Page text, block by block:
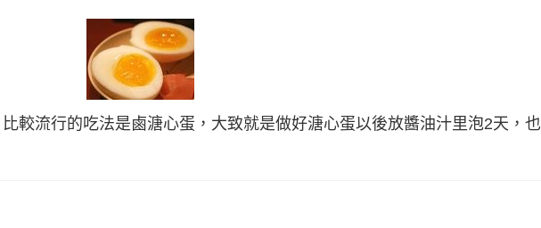
較流行的吃法是鹵溏心蛋，大致就是做好溏心蛋以後放醬油汁里泡2天，也